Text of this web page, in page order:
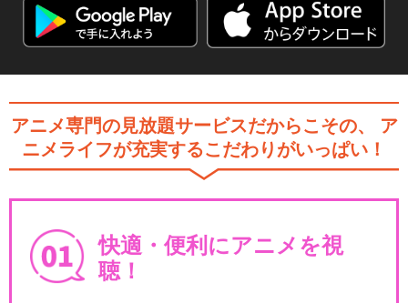
アニメ専門の見放題サービスだからこその、
ア
ニメライフが充実するこだわりがいっぱい！
快適・便利にアニメを視
聴！